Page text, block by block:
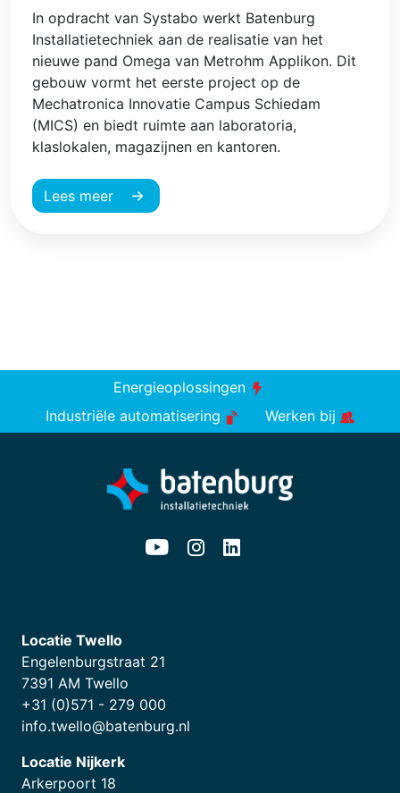
In opdracht van Systabo werkt Batenburg
Installatietechniek aan de realisatie van het
nieuwe pand Omega van Metrohm Applikon. Dit
gebouw vormt het eerste project op de
Mechatronica Innovatie Campus Schiedam
(MICS) en biedt ruimte aan laboratoria,
klaslokalen, magazijnen en kantoren.
Lees meer
Energieoplossingen
Industriële automatisering
Werken bij
Locatie Twello
Engelenburgstraat 21
7391 AM Twello
+31 (0)571 - 279 000
info.twello@batenburg.nl
Locatie Nijkerk
Arkerpoort 18